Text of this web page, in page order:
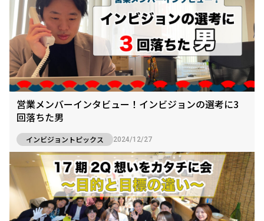
営業メンバーインタビュー！インビジョンの選考に3
回落ちた男
インビジョントピックス 2024/12/27